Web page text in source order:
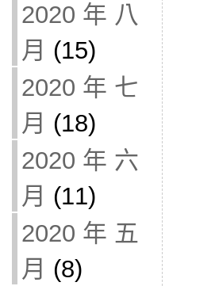
2020 年 八
月 (15)
2020 年 七
月 (18)
2020 年 六
月 (11)
2020 年 五
月 (8)